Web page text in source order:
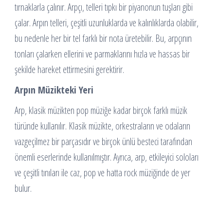
tırnaklarla çalınır. Arpçı, telleri tıpkı bir piyanonun tuşları gibi
çalar. Arpın telleri, çeşitli uzunluklarda ve kalınlıklarda olabilir,
bu nedenle her bir tel farklı bir nota üretebilir. Bu, arpçının
tonları çalarken ellerini ve parmaklarını hızla ve hassas bir
şekilde hareket ettirmesini gerektirir.
Arpın Müzikteki Yeri
Arp, klasik müzikten pop müziğe kadar birçok farklı müzik
türünde kullanılır. Klasik müzikte, orkestraların ve odaların
vazgeçilmez bir parçasıdır ve birçok ünlü besteci tarafından
önemli eserlerinde kullanılmıştır. Ayrıca, arp, etkileyici soloları
ve çeşitli tınıları ile caz, pop ve hatta rock müziğinde de yer
bulur.